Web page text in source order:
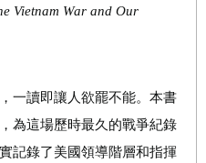
Vietnam War and Our
一讀即讓人欲罷不能。本書
為這場歷時最久的戰爭紀錄
記錄了美國領導階層和指揮